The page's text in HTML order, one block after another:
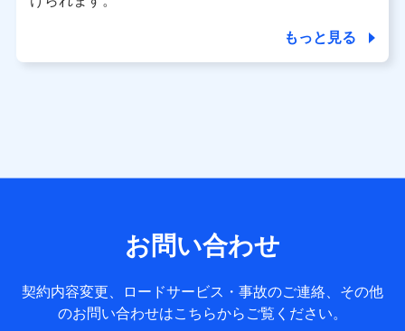
日以降、一度もdポイントクラブ会員であったことがないお
個人データは、こちら の利用目的の範囲内に限って共同利
用します。
サービス提供等を通じて取得した、以下の情報などの個人デ
基本情報
氏名、電話番号、メールアドレス、お客さまの識別子、
属性、連絡先、dポイントサービスのご利用に関する情
もっと見る
お問い合わせ
契約内容変更、ロードサービス・事故のご連絡、その他
のお問い合わせはこちらからご覧ください。